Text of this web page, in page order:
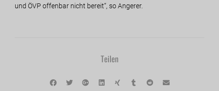
und ÖVP offenbar nicht bereit“, so Angerer.
Teilen